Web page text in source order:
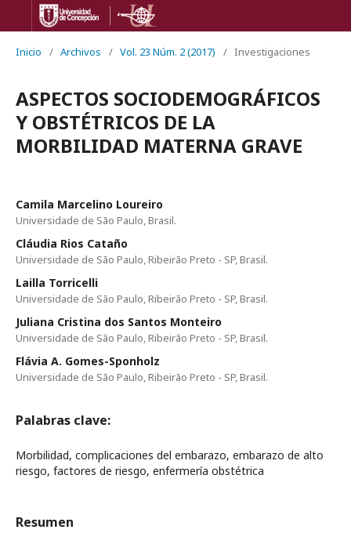
Inicio / Archivos / Vol. 23 Núm. 2 (2017) / Investigaciones
ASPECTOS SOCIODEMOGRÁFICOS
Y OBSTÉTRICOS DE LA
MORBILIDAD MATERNA GRAVE
Camila Marcelino Loureiro
Universidade de São Paulo, Brasil.
Cláudia Rios Cataño
Universidade de São Paulo, Ribeirão Preto - SP, Brasil.
Lailla Torricelli
Universidade de São Paulo, Ribeirão Preto - SP, Brasil.
Juliana Cristina dos Santos Monteiro
Universidade de São Paulo, Ribeirão Preto - SP, Brasil.
Flávia A. Gomes-Sponholz
Universidade de São Paulo, Ribeirão Preto - SP, Brasil.
Palabras clave:
Morbilidad, complicaciones del embarazo, embarazo de alto
riesgo, factores de riesgo, enfermería obstétrica
Resumen